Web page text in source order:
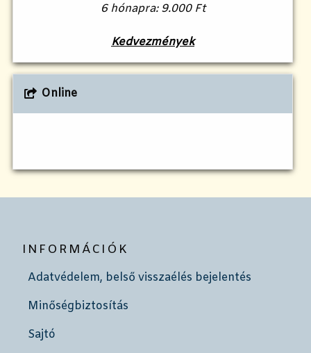
6 hónapra: 9.000 Ft
Kedvezmények
Online
INFORMÁCIÓK
Adatvédelem, belső visszaélés bejelentés
Minőségbiztosítás
Sajtó